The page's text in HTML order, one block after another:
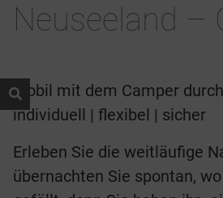
Neuseeland –
Mobil mit dem Camper
individuell | flexibel | sicher
Erleben Sie die weitläufige
übernachten Sie spontan,